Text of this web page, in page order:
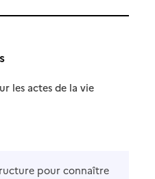
les actes de la vie
pour connaître